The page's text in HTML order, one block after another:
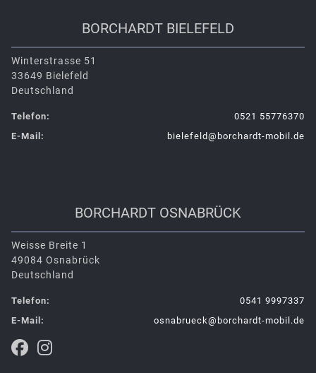
BORCHARDT BIELEFELD
Winterstrasse 51
33649 Bielefeld
Deutschland
Telefon:
0521 55776370
E-Mail:
bielefeld@borchardt-mobil.de
BORCHARDT OSNABRÜCK
Weisse Breite 1
49084 Osnabrück
Deutschland
Telefon:
0541 9997337
E-Mail:
osnabrueck@borchardt-mobil.de